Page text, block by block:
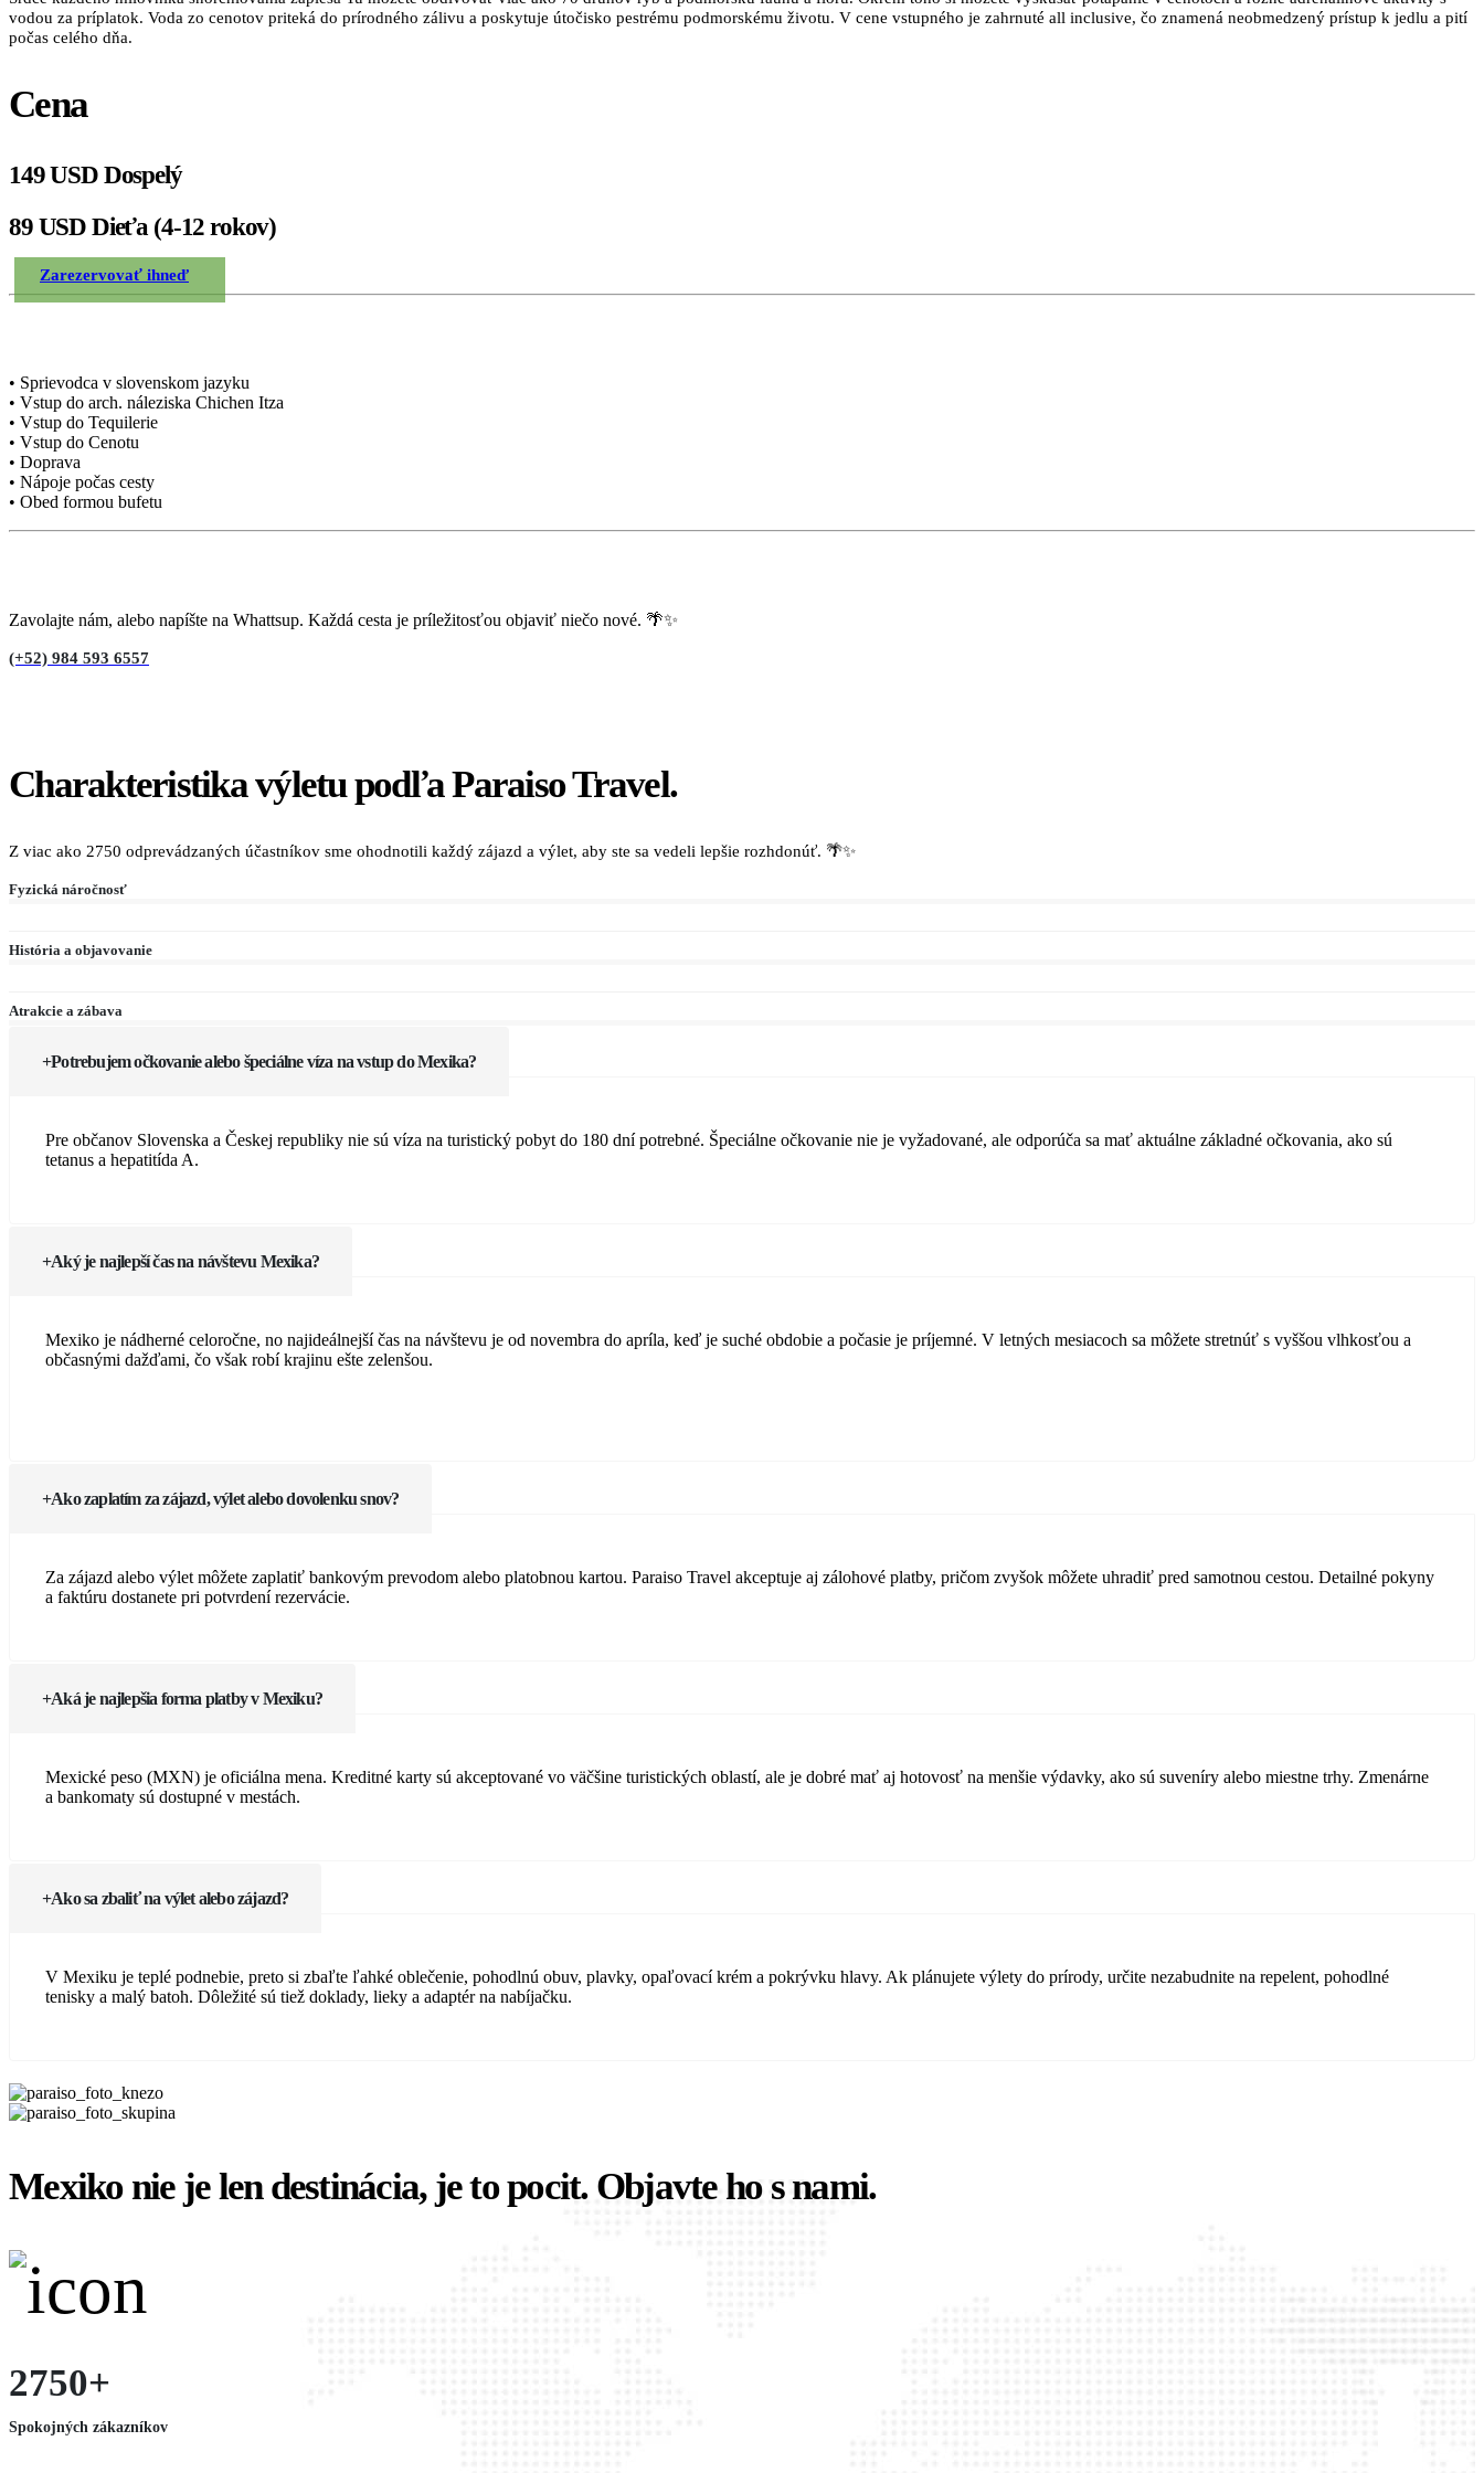
vodou za príplatok. Voda zo cenotov priteká do prírodného zálivu a poskytuje útočisko pestrému podmorskému životu. V cene vstupného je zahrnuté all inclusive, čo znamená neobmedzený prístup k jedlu a pití
počas celého dňa.
Cena
149 USD Dospelý
89 USD Dieťa (4-12 rokov)
Zarezervovať ihneď
• Sprievodca v slovenskom jazyku
• Vstup do arch. náleziska Chichen Itza
• Vstup do Tequilerie
• Vstup do Cenotu
• Doprava
• Nápoje počas cesty
• Obed formou bufetu
Zavolajte nám, alebo napíšte na Whattsup. Každá cesta je príležitosťou objaviť niečo nové. 🌴✨
(+52) 984 593 6557
Charakteristika výletu podľa Paraiso Travel.
Z viac ako 2750 odprevádzaných účastníkov sme ohodnotili každý zájazd a výlet, aby ste sa vedeli lepšie rozhdonúť. 🌴✨
Fyzická náročnosť
História a objavovanie
Atrakcie a zábava
Potrebujem očkovanie alebo špeciálne víza na vstup do Mexika?
Pre občanov Slovenska a Českej republiky nie sú víza na turistický pobyt do 180 dní potrebné. Špeciálne očkovanie nie je vyžadované, ale odporúča sa mať aktuálne základné očkovania, ako sú
tetanus a hepatitída A.
Aký je najlepší čas na návštevu Mexika?
Mexiko je nádherné celoročne, no najideálnejší čas na návštevu je od novembra do apríla, keď je suché obdobie a počasie je príjemné. V letných mesiacoch sa môžete stretnúť s vyššou vlhkosťou a
občasnými dažďami, čo však robí krajinu ešte zelenšou.
Ako zaplatím za zájazd, výlet alebo dovolenku snov?
Za zájazd alebo výlet môžete zaplatiť bankovým prevodom alebo platobnou kartou. Paraiso Travel akceptuje aj zálohové platby, pričom zvyšok môžete uhradiť pred samotnou cestou. Detailné pokyny
a faktúru dostanete pri potvrdení rezervácie.
Aká je najlepšia forma platby v Mexiku?
Mexické peso (MXN) je oficiálna mena. Kreditné karty sú akceptované vo väčšine turistických oblastí, ale je dobré mať aj hotovosť na menšie výdavky, ako sú suveníry alebo miestne trhy. Zmenárne
a bankomaty sú dostupné v mestách.
Ako sa zbaliť na výlet alebo zájazd?
V Mexiku je teplé podnebie, preto si zbaľte ľahké oblečenie, pohodlnú obuv, plavky, opaľovací krém a pokrývku hlavy. Ak plánujete výlety do prírody, určite nezabudnite na repelent, pohodlné
tenisky a malý batoh. Dôležité sú tiež doklady, lieky a adaptér na nabíjačku.
Mexiko nie je len destinácia, je to pocit. Objavte ho s nami.
2750+
Spokojných zákazníkov